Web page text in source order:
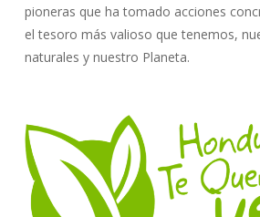
pioneras que ha tomado acciones
el tesoro más valioso que tenemos,
naturales y nuestro Planeta.